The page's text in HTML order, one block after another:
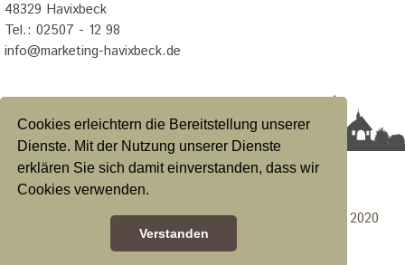
Cookies erleichtern die Bereitstellung unserer
Dienste. Mit der Nutzung unserer Dienste
erklären Sie sich damit einverstanden, dass wir
Cookies verwenden.
Verstanden
48329 Havixbeck
Tel.: 02507 - 12 98
info@marketing-havixbeck.de
Konzeption & Design Calcanto Werbeagentur GmbH 2020
Datenschutzerklärung|Impressum|Satzung